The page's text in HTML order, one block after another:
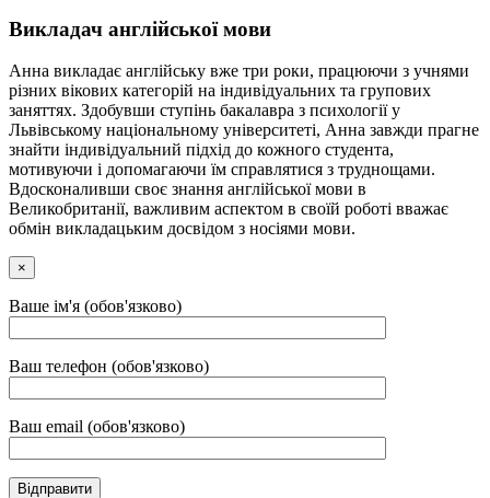
Викладач англійської мови
Анна викладає англійську вже три роки, працюючи з учнями
різних вікових категорій на індивідуальних та групових
заняттях. Здобувши ступінь бакалавра з психології у
Львівському національному університеті, Анна завжди прагне
знайти індивідуальний підхід до кожного студента,
мотивуючи і допомагаючи їм справлятися з труднощами.
Вдосконаливши своє знання англійської мови в
Великобританії, важливим аспектом в своїй роботі вважає
обмін викладацьким досвідом з носіями мови.
×
Ваше ім'я (обов'язково)
Ваш телефон (обов'язково)
Ваш email (обов'язково)